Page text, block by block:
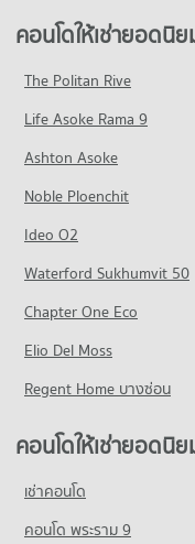
461 โครงการ
คอนโดให้เช่า วิทยาลัยอาชีว
มีคอนโดให้เช่า 18,718 ประกาศ
มีคอนโดขาย 8,811 ประกาศ
คอนโด ม.กรุงเทพ กล้วยน้
819 โครงการ
คอนโดให้เช่า ม.กรุงเทพ กล้ว
มีคอนโดให้เช่า 51,201 ประกาศ
ขายคอนโด ม.กรุงเทพ กล้วย
มีคอนโดขาย 18,722 ประกาศ
คอนโด รร.ทรินิตี้ อินเต
คอนโดให้เช่า รร.ทรินิตี้ อินเ
มีคอนโดให้เช่า 45,088 ประกาศ
ขายคอนโด รร.ทรินิตี้ อินเตอ
มีคอนโดขาย 16,767 ประกาศ
คอนโด รร.สายน้ำผึ้ง
คอนโด เทอมินอล 21 อโ
มีคอนโดให้เช่า 30,879 ประกาศ
ขายคอนโด เทอมินอล 21 อโ
มีคอนโดขาย 11,275 ประกาศ
648 โครงการ
คอนโดให้เช่า วัน แบงค็อก
มีคอนโดขาย 14,597 ประกาศ
คอนโด ดองกิ มอลล์ ทอง
คอนโดให้เช่า ดองกิ มอลล์ ท
มีคอนโดให้เช่า 49,041 ประกาศ
มีคอนโดขาย 17,879 ประกาศ
ขายคอนโด เขตคลองเตย
มีคอนโดขาย 9,169 ประกาศ
คอนโด ถนนพระราม 3
319 โครงการ
คอนโดให้เช่า ถนนพระราม 3
มีคอนโดให้เช่า 9,578 ประกาศ
ขายคอนโด ถนนพระราม 3
มีคอนโดขาย 4,755 ประกาศ
คอนโด ถนนพระราม 4
คอนโดให้เช่า ถนนพระราม 4
มีคอนโดให้เช่า 41,268 ประกาศ
ขายคอนโด ถนนพระราม 4
มีคอนโดขาย 16,444 ประกาศ
คอนโด ถนนสาทรเหนือ
คอนโดให้เช่า ถนนสาทรเหนือ
มีคอนโดให้เช่า 20,259 ประกาศ
คอนโดให้เช่า รพ.จักษุรัตนิน
มีคอนโดให้เช่า 29,202 ประกา
ขายคอนโด รพ.จักษุรัตนิน
มีคอนโดขาย 10,354 ประกาศ
618 โครงการ
คอนโดให้เช่า รพ.พระราม 9
มีคอนโดขาย 16,326 ประกาศ
คอนโด รพ.คามิลเลียน
703 โครงการ
คอนโดให้เช่า รพ.คามิลเลียน
มีคอนโดให้เช่า 54,080 ประกาศ
ขายคอนโด รพ.คามิลเลียน
มีคอนโดขาย 19,426 ประกาศ
คอนโด รพ.กรุงเทพ
626 โครงการ
คอนโดให้เช่ายอดนิย
The Politan Rive
Life Asoke Rama 9
Ashton Asoke
Noble Ploenchit
Ideo O2
Waterford Sukhumvit 50
Chapter One Eco
Elio Del Moss
Regent Home บางซ่อน
คอนโดให้เช่ายอดนิย
เช่าคอนโด
คอนโด พระราม 9